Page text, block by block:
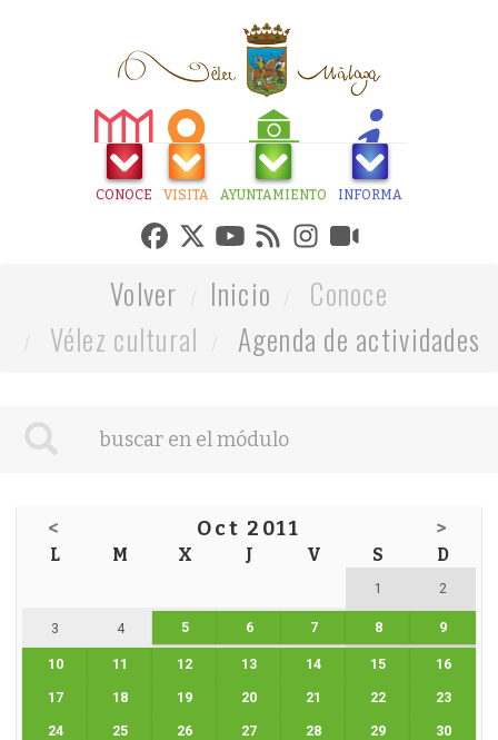
CONOCE VISITA AYUNTAMIENTO INFORMA
Volver Inicio
Conoce
Vélez cultural
Agenda de actividades
< Oct 2011 >
L M X J V S D
1 2
3 4 5 6 7 8 9
10 11 12 13 14 15 16
17 18 19 20 21 22 23
24 25 26 27 28 29 30